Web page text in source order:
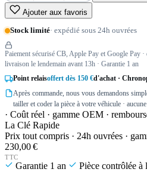
Ajouter aux favoris
Stock limité· expédié sous 24h ouvrées
Paiement sécurisé CB, Apple Pay et Google Pay
livraison le lendemain avant 13h · Garantie 1 an
Point relaisoffert dès 150 €d'achat ·
Après commande, nous vous demandons
tailler et coder la pièce à votre véhicule ·
· Coût réel · gamme OEM ·
La Clé Rapide
Prix tout compris · 24h ouvrées ·
230,00 €
TTC
Garantie 1 an Pièce contrôlée à